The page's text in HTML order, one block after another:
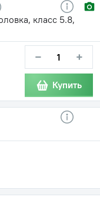
класс 5.8,
− +
Купить